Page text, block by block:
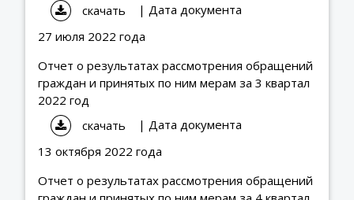
скачать
| Дата документа
27 июля 2022 года
Отчет о результатах рассмотрения обращений
граждан и принятых по ним мерам за 3 квартал
2022 год
скачать
| Дата документа
13 октября 2022 года
Отчет о результатах рассмотрения обращений